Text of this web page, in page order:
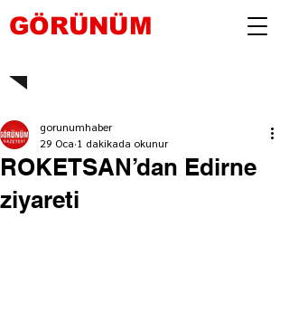
GÖRÜNÜM
ROKETSAN’dan Edirne
ziyareti
gorunumhaber
29 Oca 1 dakikada okunur